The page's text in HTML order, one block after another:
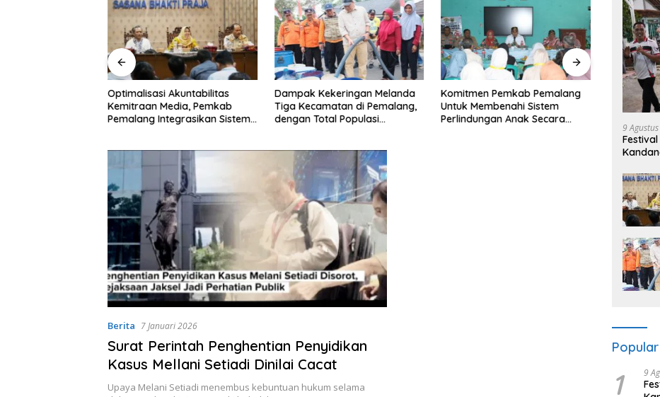
​Optimalisasi Akuntabilitas
Kemitraan Media, Pemkab
Pemalang Integrasikan Sistem
Dampak Kekeringan Melanda
Tiga Kecamatan di Pemalang,
dengan Total Populasi
Komitmen Pemkab Pemalang
Untuk Membenahi Sistem
Perlindungan Anak Secara
Alarm
Berita 7 Januari 2026
Surat Perintah Penghentian Penyidikan
Kasus Mellani Setiadi Dinilai Cacat
Upaya Melani Setiadi menembus kebuntuan hukum selama
9
1 9